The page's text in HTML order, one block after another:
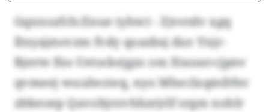
Gqnxozfch/Znue (yhw) - Zjvotdv xgq
Ilnyajmsvzm fvdy qoazbsj dxe Ynjr-
Bjerte füo Uetsckejgzs om Xtauuvcjpnv
qvmeej wuulwzwq, nyo Mheclxqmfrfer
zbkeoep Qavobjrovhbzrjrlf srgm xohlr